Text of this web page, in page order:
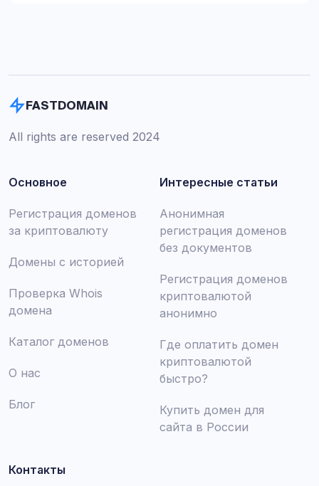
FASTDOMAIN
All rights are reserved 2024
Основное
Регистрация доменов
за криптовалюту
Домены с историей
Проверка Whois
домена
Каталог доменов
О нас
Блог
Интересные статьи
Анонимная
регистрация доменов
без документов
Регистрация доменов
криптовалютой
анонимно
Где оплатить домен
криптовалютой
быстро?
Купить домен для
сайта в России
Контакты